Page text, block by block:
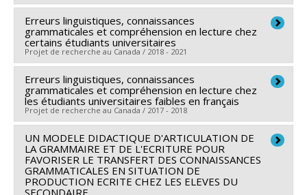
Programmes de subvention :
Le projet vise à répondre aux besoins des étudiants-
stagiaires en enseignement du français au secondaire
de solidifier leurs connaissances en grammaire et en
didactique de la grammaire en relation avec les
exigences de l’enseignement en classe. Il allie
enseignement (encadrement ciblé), recherche
(création de matériel, d’une banque de cas, démarche
d’encadrement, etc.).
Chercheur principal : Marie-Claude Boivin
Sources de financement :CRSH/Conseil de recherches
en sciences humaines du Canada
Programmes de subvention :
PVXXXXXX-Supplément
à l’appui des étudiants, des stagiaires postdoctoraux
et du personnel de soutien à la recherche COVID-19
Erreurs linguistiques, connaissances
grammaticales et compréhension en lecture chez
certains étudiants universitaires
Projet de recherche au Canada / 2018 - 2021
Chercheur principal : Marie-Claude Boivin
Sources de financement :CRSH/Conseil de recherches
en sciences humaines du Canada
PV153480-Subventions
de développement Savoir
Erreurs linguistiques, connaissances
grammaticales et compréhension en lecture chez
les étudiants universitaires faibles en français
Projet de recherche au Canada / 2017 - 2018
Chercheur principal : Marie-Claude Boivin
Sources de financement :CRSH/Conseil de recherches
en sciences humaines du Canada
Programmes de subvention : PVX20020-Subvention
UN MODELE DIDACTIQUE D'ARTICULATION DE
LA GRAMMAIRE ET DE L'ECRITURE POUR
FAVORISER LE TRANSFERT DES CONNAISSANCES
GRAMMATICALES EN SITUATION DE
PRODUCTION ECRITE CHEZ LES ELEVES DU
SECONDAIRE